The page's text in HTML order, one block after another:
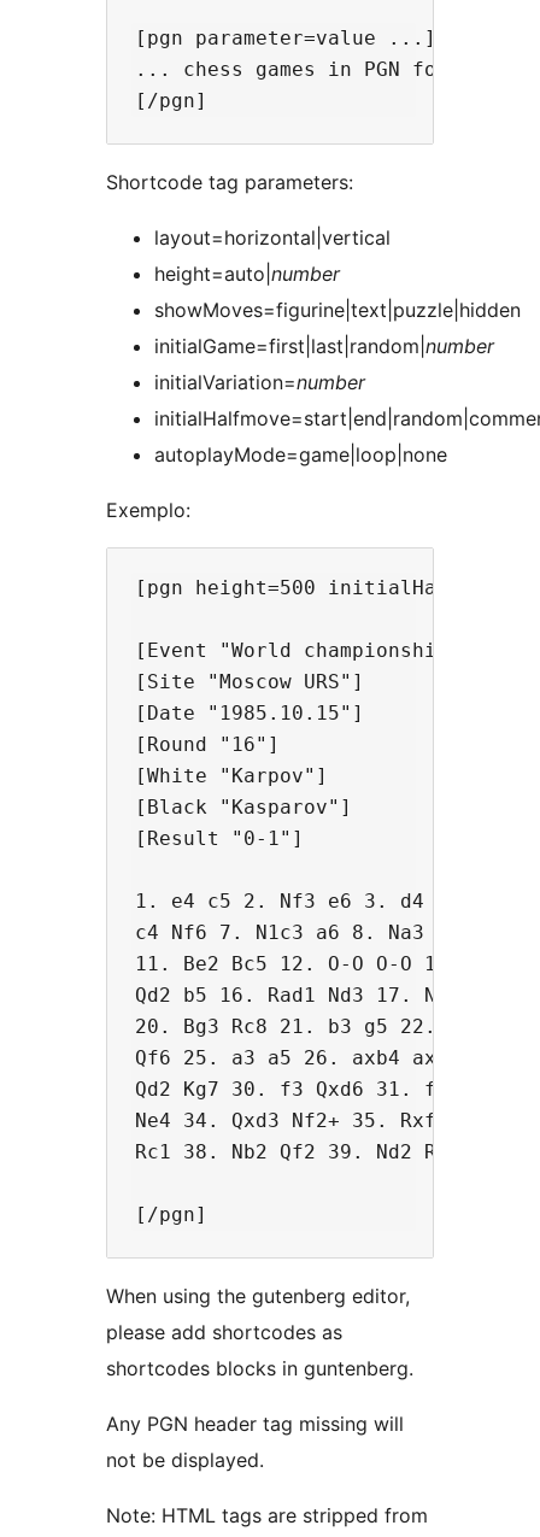
[pgn parameter=value ...]
... chess games in PGN format ...
Shortcode tag parameters:
layout=horizontal|vertical
height=auto| number
showMoves=figurine|text|puzzle|hidden
initialGame=first|last|random| number
initialVariation=number
autoplayMode=game|loop|none
Exemplo:
[pgn height=500
[Event "World championship"]
[Site "Moscow URS"]
[Date "1985.10.15"]
[Round "16"]
[White "Karpov"]
[Black "Kasparov"]
[Result "0-1"]
1. e4 c5 2. Nf3 e6 3. d4 cxd4 4.
c4 Nf6 7. N1c3 a6 8. Na3 d5 9.
11. Be2 Bc5 12. O-O O-O 13. Bf3
Qd2 b5 16. Rad1 Nd3 17. Nab1 h6
20. Bg3 Rc8 21. b3 g5 22. Bxd6
Qf6 25. a3 a5 26. axb4 axb4 27.
Qd2 Kg7 30. f3 Qxd6 31. fxg4
Ne4 34. Qxd3 Nf2+ 35. Rxf2 Bxd3
Rc1 38. Nb2 Qf2 39. Nd2 Rxd1+ 40.
When using the gutenberg editor,
please add shortcodes as
shortcodes blocks in guntenberg.
Any PGN header tag missing will
not be displayed.
Note: HTML tags are stripped from